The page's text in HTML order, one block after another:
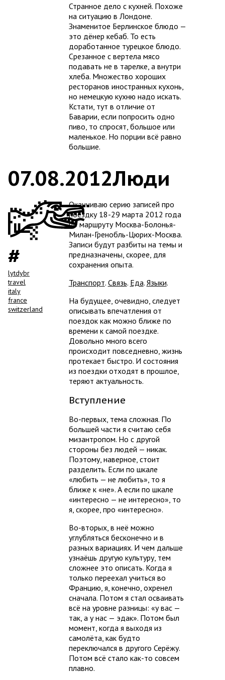
Странное дело с кухней. Похоже
на ситуацию в Лондоне.
Знаменитое Берлинское блюдо —
это дёнер кебаб. То есть
доработанное турецкое блюдо.
Срезанное с вертела мясо
подавать не в тарелке, а внутри
хлеба. Множество хороших
ресторанов иностранных кухонь,
но немецкую кухню надо искать.
Кстати, тут в отличие от
Баварии, если попросить одно
пиво, то спросят, большое или
маленькое. Но порции всё равно
большие.
lytdybr
travel
italy
france
switzerland
07.08.2012Люди
Оканчиваю серию записей про
поездку 18-29 марта 2012 года
по маршруту Москва-Болонья-
Милан-Гренобль-Цюрих-Москва.
Записи будут разбиты на темы и
предназначены, скорее, для
сохранения опыта.
Транспорт. Связь. Еда. Языки.
На будущее, очевидно, следует
описывать впечатления от
поездок как можно ближе по
времени к самой поездке.
Довольно много всего
происходит повседневно, жизнь
протекает быстро. И состояния
из поездки отходят в прошлое,
теряют актуальность.
Вступление
Во-первых, тема сложная. По
большей части я считаю себя
мизантропом. Но с другой
стороны без людей — никак.
Поэтому, наверное, стоит
разделить. Если по шкале
«любить — не любить», то я
ближе к «не». А если по шкале
«интересно — не интересно», то
я, скорее, про «интересно».
Во-вторых, в неё можно
углубляться бесконечно и в
разных вариациях. И чем дальше
узнаёшь другую культуру, тем
сложнее это описать. Когда я
только переехал учиться во
Францию, я, конечно, охренел
сначала. Потом я стал осваивать
всё на уровне разницы: «у вас —
так, а у нас — эдак». Потом был
момент, когда я выходя из
самолёта, как будто
переключался в другого Серёжу.
Потом всё стало как-то совсем
плавно.